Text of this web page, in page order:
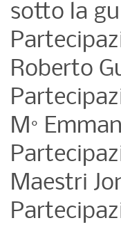
sotto la
Roberto
M°
Maestri